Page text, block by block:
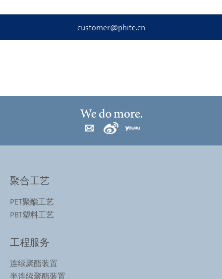
customer@phite.cn
聚合工艺
PET聚酯工艺
PBT塑料工艺
工程服务
连续聚酯装置
半连续聚酯装置